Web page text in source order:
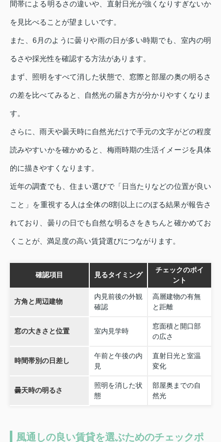
間帯による明るさの違いや、直射日光が強くなりすぎないか
を見比べることが望ましいです。
また、6月のように曇りや雨の日が多い時期でも、室内の明
るさや採光性を確認する方法があります。
まず、照明をすべて消した状態で、窓際と部屋の奥の明るさ
の差を比べてみると、自然光の届き方が分かりやすくなりま
す。
さらに、雨天や曇天時に自然光だけで手元の文字がどの程度
読みやすいかを確かめると、梅雨時期の生活イメージを具体
的に描きやすくなります。
近年の調査でも、住まい選びで「日当たりなどの位置が良い
こと」を重視する人は全体の8割以上にのぼる結果が報告さ
れており、曇りの日でも自然な明るさをきちんと確かめてお
くことが、満足度の高い賃貸選びにつながります。
確認項目 見るタイミング
チェックのポイ
ント
方角と周辺建物
内見前後の外観
確認
高層建物の有無
と距離
窓の大きさと位置 室内見学時
窓面積と開口部
の広さ
時間帯別の日差し
午前と午後の内
見
直射日光と室温
変化
曇天時の明るさ
照明を消した状
態
部屋奥までの自
然光
風通しの良い賃貸を選ぶためのチェックポ